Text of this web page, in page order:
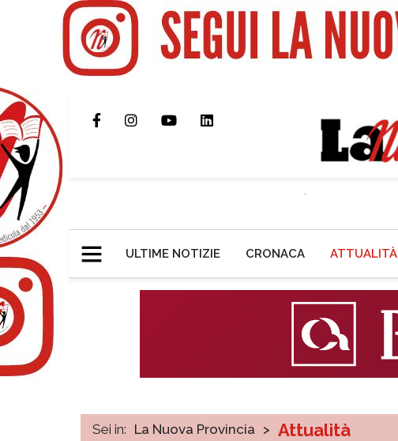
ULTIME NOTIZIE CRONACA ATTUALITÀ
Sei in: La Nuova Provincia > Attualità